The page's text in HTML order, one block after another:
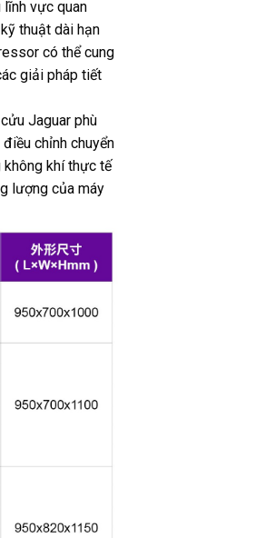
lĩnh vực quan
thuật dài hạn
có thể cung
giải pháp tiết
Jaguar phù
chỉnh chuyển
khí thực tế
lượng của máy